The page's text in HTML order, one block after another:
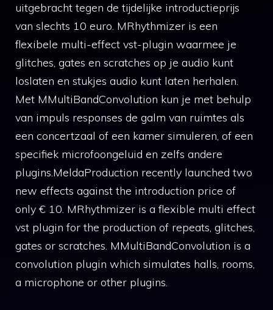
uitgebracht tegen de tijdelijke introductieprijs
van slechts 10 euro. MRhythmizer is een
flexibele multi-effect vst-plugin waarmee je
glitches, gates en scratches op je audio kunt
loslaten en stukjes audio kunt laten herhalen.
Met MMultiBandConvolution kun je met behulp
van impuls responses de galm van ruimtes als
een concertzaal of een kamer simuleren, of een
specifiek microfoongeluid en zelfs andere
plugins.MeldaProduction recently launched two
new effects against the introduction price of
only € 10. MRhythmizer is a flexible multi effect
vst plugin for the production of repeats, glitches,
gates or scratches. MMultiBandConvolution is a
convolution plugin which simulates halls, rooms,
a microphone or other plugins.